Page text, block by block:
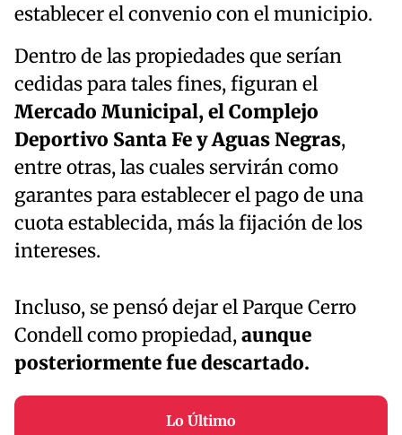
establecer el convenio con el municipio.
Dentro de las propiedades que serían
cedidas para tales fines, figuran el
Mercado Municipal, el Complejo
Deportivo Santa Fe y Aguas Negras,
entre otras, las cuales servirán como
garantes para establecer el pago de una
cuota establecida, más la fijación de los
intereses.
Incluso, se pensó dejar el Parque Cerro
Condell como propiedad,aunque
posteriormente fue descartado.
Lo Último